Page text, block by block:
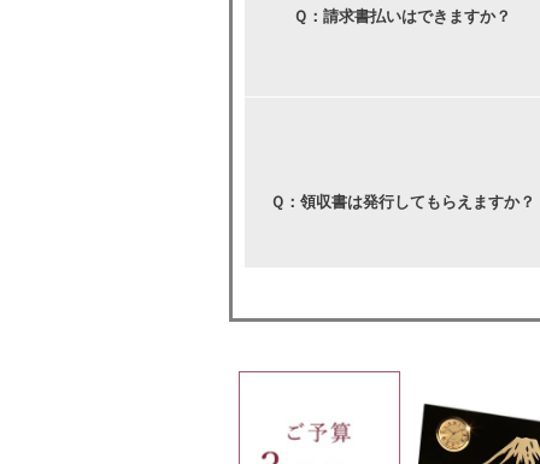
Ｑ：請求書払いはできますか？
Ｑ：領収書は発行してもらえますか？
Ｑ：名入れに対応していない商品はあり